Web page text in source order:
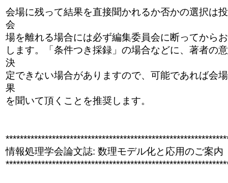
会場に残って結果を直接聞かれるか否かの選択は
会
場を離れる場合には必ず編集委員会に断ってから
します。「条件つき採録」の場合などに、著者の
決
定できない場合がありますので、可能であれば会
果
を聞いて頂くことを推奨します。
************************************************************
情報処理学会論文誌: 数理モデル化と応用のご案内
************************************************************